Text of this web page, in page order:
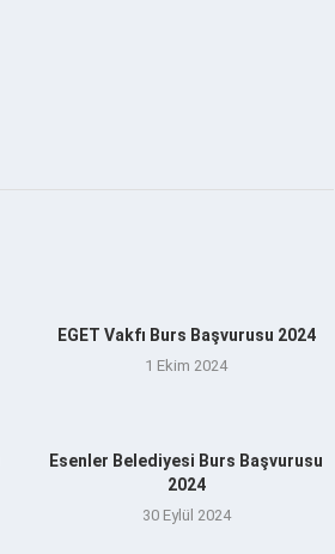
EGET Vakfı Burs Başvurusu 2024
1 Ekim 2024
Esenler Belediyesi Burs Başvurusu
2024
30 Eylül 2024